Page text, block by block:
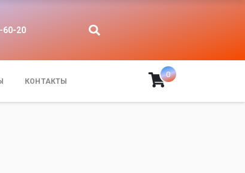
60-20
КОНТАКТЫ
0